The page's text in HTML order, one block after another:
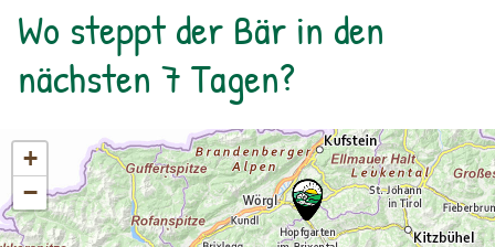
Wo steppt der Bär in den
nächsten 7 Tagen?
+
−